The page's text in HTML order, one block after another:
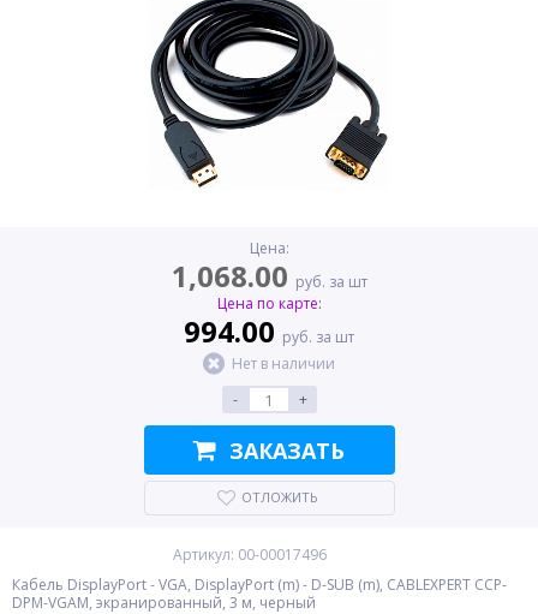
Цена:
1,068.00 руб. за шт
Цена по карте:
994.00 руб. за шт
Нет в наличии
-
+
ЗАКАЗАТЬ
ОТЛОЖИТЬ
Артикул: 00-00017496
Кабель DisplayPort - VGA, DisplayPort (m) - D-SUB (m), CABLEXPERT CCP-
DPM-VGAM, экранированный, 3 м, черный